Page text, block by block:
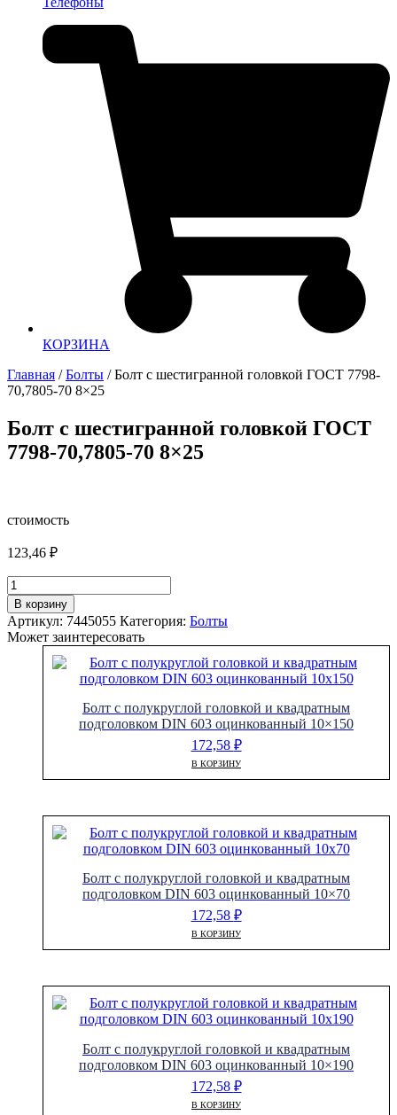
КОРЗИНА
Главная /Болты / Болт с шестигранной головкой ГОСТ 7798-
70,7805-70 8×25
Болт с шестигранной головкой ГОСТ
7798-70,7805-70 8×25
стоимость
123,46 ₽
Количество
товара
Болт
с
шестигранной
головкой
В корзину
Артикул: 7445055 Категория: Болты
Может заинтересовать
Болт с полукруглой головкой и квадратным
подголовком DIN 603 оцинкованный 10×150
172,58 ₽
В КОРЗИНУ
Болт с полукруглой головкой и квадратным
подголовком DIN 603 оцинкованный 10×70
172,58 ₽
В КОРЗИНУ
Болт с полукруглой головкой и квадратным
подголовком DIN 603 оцинкованный 10×190
172,58 ₽
В КОРЗИНУ